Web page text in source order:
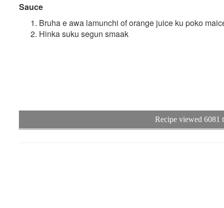
Sauce
Bruha e awa lamunchi of orange juice ku poko
Hinka suku segun smaak
Recipe viewed 6081